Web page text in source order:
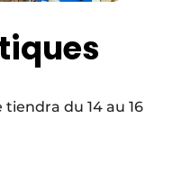
tiendra du 14 au 16